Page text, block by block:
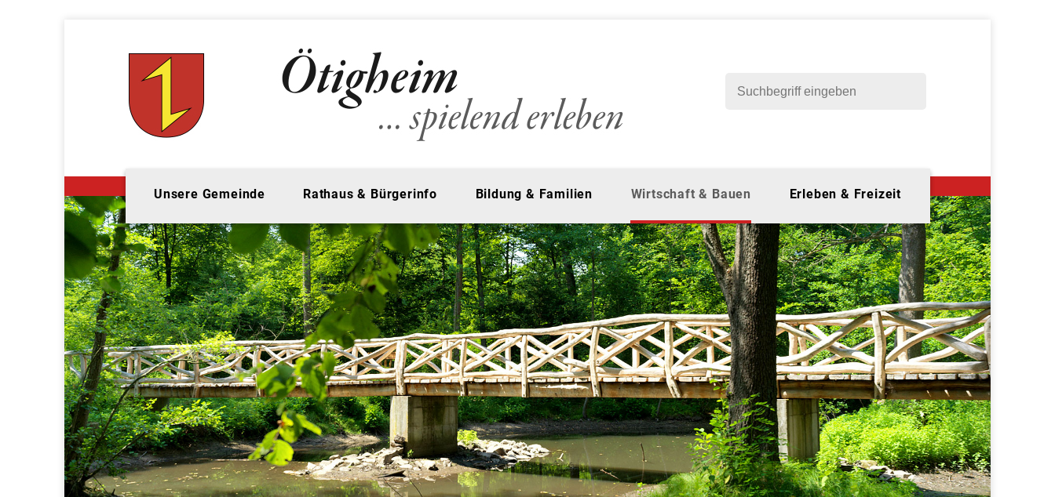
Unsere Gemeinde Rathaus & Bürgerinfo Bildung & Familien Wirtschaft & Bauen Erleben & Freizeit